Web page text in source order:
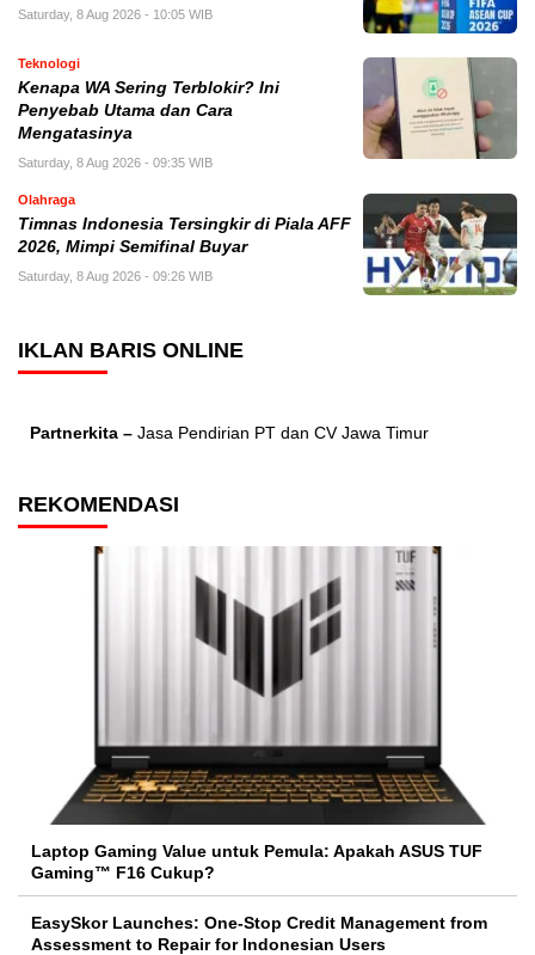
Saturday, 8 Aug 2026 - 10:05 WIB
Teknologi
Kenapa WA Sering Terblokir? Ini
Penyebab Utama dan Cara
Mengatasinya
Saturday, 8 Aug 2026 - 09:35 WIB
Olahraga
Timnas Indonesia Tersingkir di Piala AFF
2026, Mimpi Semifinal Buyar
Saturday, 8 Aug 2026 - 09:26 WIB
IKLAN BARIS ONLINE
Partnerkita – Jasa Pendirian PT dan CV Jawa Timur
REKOMENDASI
Laptop Gaming Value untuk Pemula: Apakah ASUS TUF
Gaming™ F16 Cukup?
EasySkor Launches: One-Stop Credit Management from
Assessment to Repair for Indonesian Users